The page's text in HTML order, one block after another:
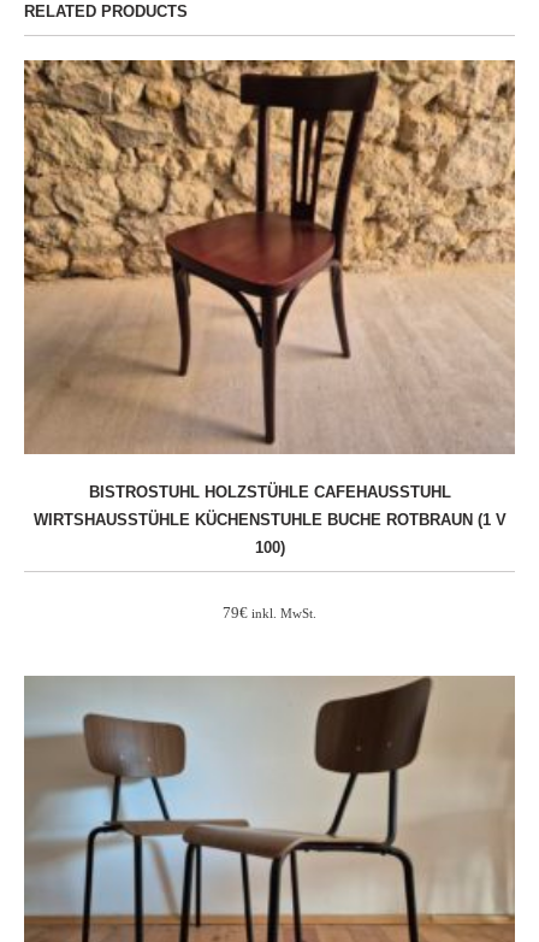
RELATED PRODUCTS
BISTROSTUHL HOLZSTÜHLE CAFEHAUSSTUHL
WIRTSHAUSSTÜHLE KÜCHENSTUHLE BUCHE ROTBRAUN (1 V
100)
79€ inkl. MwSt.